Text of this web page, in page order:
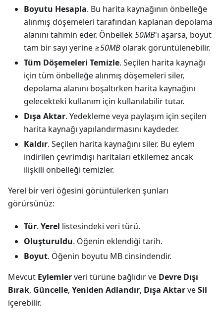
Boyutu Hesapla. Bu harita kaynağının önbelleğe
alınmış döşemeleri tarafından kaplanan depolama
alanını tahmin eder. Önbellek50MB'ı aşarsa, boyut
tam bir sayı yerine ≥50MBolarak görüntülenebilir.
Tüm Döşemeleri Temizle. Seçilen harita kaynağı
için tüm önbelleğe alınmış döşemeleri siler,
depolama alanını boşaltırken harita kaynağını
gelecekteki kullanım için kullanılabilir tutar.
Dışa Aktar. Yedekleme veya paylaşım için seçilen
harita kaynağı yapılandırmasını kaydeder.
Kaldır. Seçilen harita kaynağını siler. Bu eylem
indirilen çevrimdışı haritaları etkilemez ancak
ilişkili önbelleği temizler.
Yerel bir veri öğesini görüntülerken şunları
görürsünüz:
Tür. Yerel listesindeki veri türü.
Oluşturuldu. Öğenin eklendiği tarih.
Boyut. Öğenin boyutu MB cinsindendir.
Mevcut Eylemlerveri türüne bağlıdır ve Devre Dışı
Bırak, Güncelle, Yeniden Adlandır, Dışa AktarveSil
içerebilir.